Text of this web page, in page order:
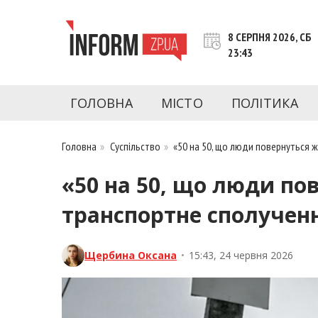
INFORM.ZP.UA – це інформаційний
Запоріжжя та Запорізької області на день.
8 СЕРПНЯ 2026, СБ
23:43
ГОЛОВНА МІСТО ПОЛІТИКА
Головна » Суспільство »«50 на 50, що люди повернуться
«50 на 50, що люди
транспортне
Щербина Оксана • 15:43, 24 червня 2026